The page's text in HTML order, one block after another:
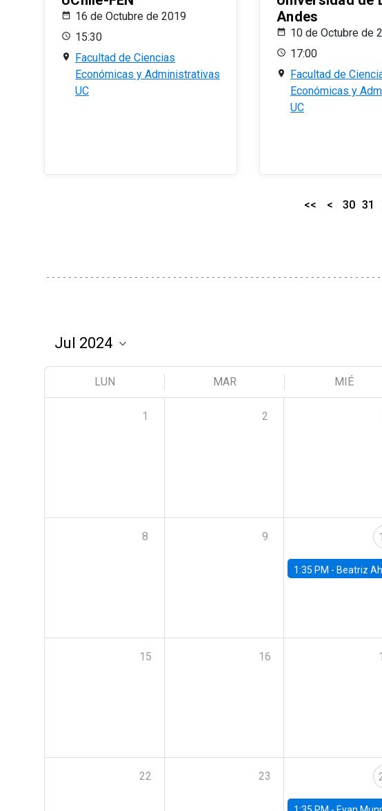
16 de Octubre de 2019
15:30
Facultad de Ciencias
Económicas y Administrativas
UC
Andes
10 de Octubre de
17:00
Facultad de
Económicas y
UC
<< < 30 31
LUN MAR MIÉ
1 2
8 9
1:35 PM - Beatriz Ahumada, PhD candidate, Universidad de Pittsburgh
15 16
22 23